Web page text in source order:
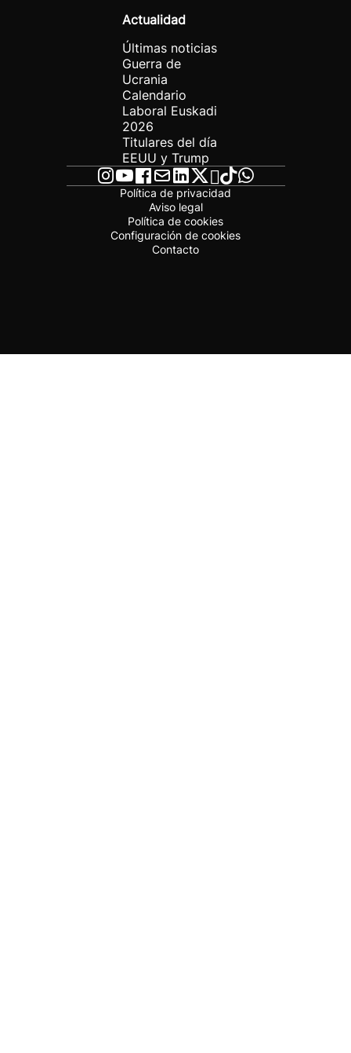
Actualidad
Últimas noticias
Guerra de
Ucrania
Calendario
Laboral Euskadi
2026
Titulares del día
EEUU y Trump
Política de privacidad
Aviso legal
Política de cookies
Configuración de cookies
Contacto